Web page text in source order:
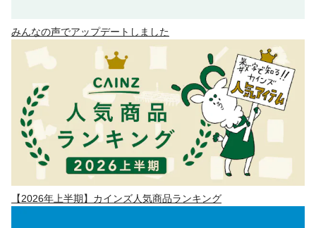
みんなの声でアップデートしました
【2026年上半期】カインズ人気商品ランキング